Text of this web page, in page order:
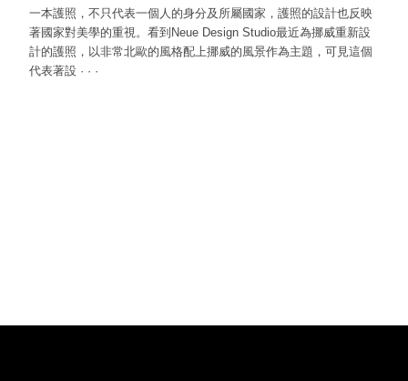
一本護照，不只代表一個人的身分及所屬國家，護照的設計也反映
著國家對美學的重視。看到Neue Design Studio最近為挪威重新設
計的護照，以非常北歐的風格配上挪威的風景作為主題，可見這個
代表著設 · · ·